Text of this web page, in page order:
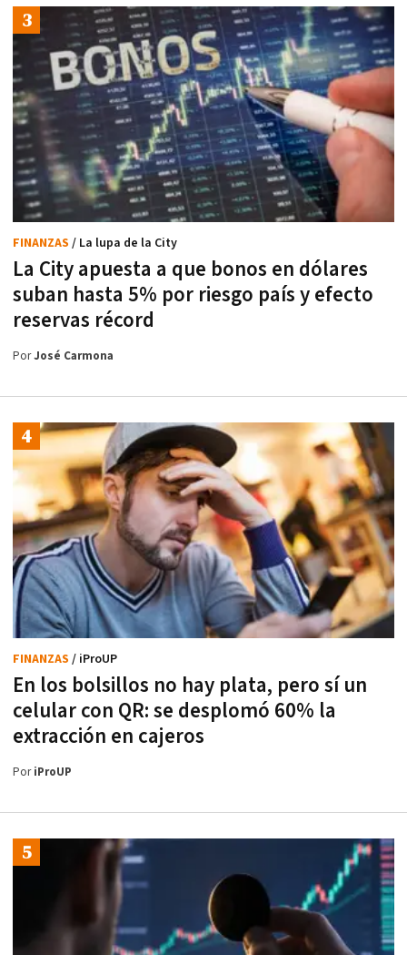
La City apuesta a que bonos en dólares
suban hasta 5% por riesgo país y efecto
reservas récord
FINANZAS / La lupa de la City
PorJosé Carmona
En los bolsillos no hay plata, pero sí un
celular con QR: se desplomó 60% la
extracción en cajeros
FINANZAS / iProUP
PoriProUP